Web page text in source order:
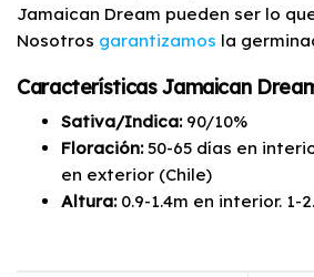
Jamaican Dream pueden ser lo
Nosotros garantizamos la
Características Jamaican
Sativa/Indica: 90/10%
Floración:50-65 días en
en exterior (Chile)
Altura: 0.9-1.4m en interior. 1-